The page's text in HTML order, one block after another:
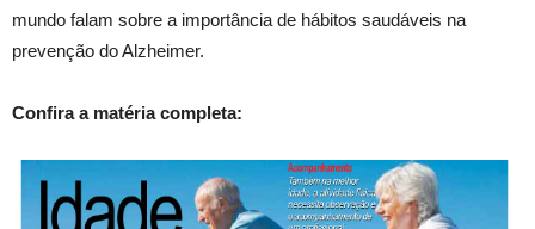
mundo falam sobre a importância de hábitos saudáveis na
prevenção do Alzheimer.
Confira a matéria completa: